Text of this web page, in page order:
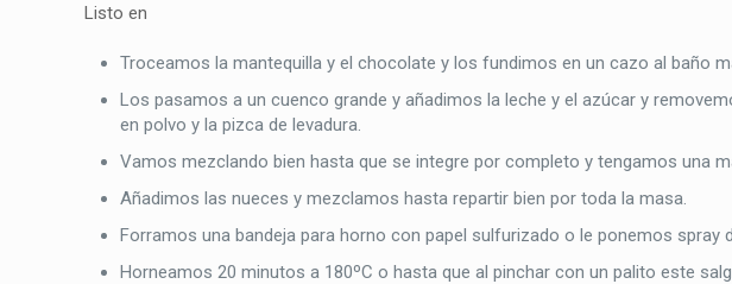
Listo en
Troceamos la mantequilla y el chocolate y los fundimos en un cazo al baño
Los pasamos a un cuenco grande y añadimos la leche y el azúcar y
en polvo y la pizca de levadura.
Vamos mezclando bien hasta que se integre por completo y tengamos una
Añadimos las nueces y mezclamos hasta repartir bien por toda la masa.
Forramos una bandeja para horno con papel sulfurizado o le ponemos spray
Horneamos 20 minutos a 180ºC o hasta que al pinchar con un palito este